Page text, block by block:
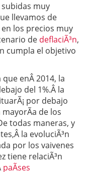
subidas muy
llevamos de
los precios muy
de deflaciÃ³n,
cumpla el objetivo
enÂ 2014, la
del 1%.Â la
por debajo
mayorÃ­a de los
todas maneras, y
la evoluciÃ³n
por los vaivenes
tiene relaciÃ³n
paÃ­ses